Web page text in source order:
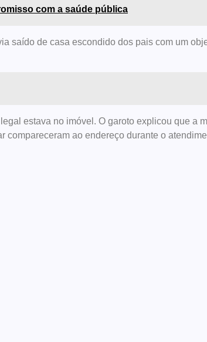
com a saúde pública
saído de casa escondido dos pais com um
estava no imóvel. O garoto explicou que a
ao endereço durante o